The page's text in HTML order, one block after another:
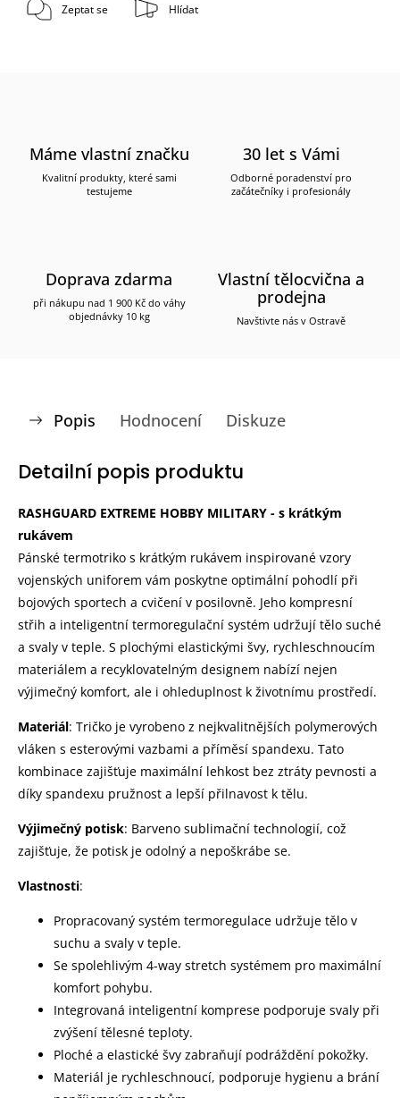
Zeptat se Hlídat
Máme vlastní značku
Kvalitní produkty, které sami
testujeme
30 let s Vámi
Odborné poradenství pro
začátečníky i profesionály
Doprava zdarma
při nákupu nad 1 900 Kč do váhy
objednávky 10 kg
Vlastní tělocvična a
prodejna
Navštivte nás v Ostravě
Popis Hodnocení Diskuze
Detailní popis produktu
RASHGUARD EXTREME HOBBY MILITARY - s krátkým
rukávem
Pánské termotriko s krátkým rukávem inspirované vzory
vojenských uniforem vám poskytne optimální pohodlí při
bojových sportech a cvičení v posilovně. Jeho kompresní
střih a inteligentní termoregulační systém udržují tělo suché
a svaly v teple. S plochými elastickými švy, rychleschnoucím
materiálem a recyklovatelným designem nabízí nejen
výjimečný komfort, ale i ohleduplnost k životnímu prostředí.
Materiál: Tričko je vyrobeno z nejkvalitnějších polymerových
vláken s esterovými vazbami a příměsí spandexu. Tato
kombinace zajišťuje maximální lehkost bez ztráty pevnosti a
díky spandexu pružnost a lepší přilnavost k tělu.
Výjimečný potisk: Barveno sublimační technologií, což
zajišťuje, že potisk je odolný a nepoškrábe se.
Vlastnosti:
Propracovaný systém termoregulace udržuje tělo v
suchu a svaly v teple.
Se spolehlivým 4-way stretch systémem pro maximální
komfort pohybu.
Integrovaná inteligentní komprese podporuje svaly při
zvýšení tělesné teploty.
Ploché a elastické švy zabraňují podráždění pokožky.
Materiál je rychleschnoucí, podporuje hygienu a brání